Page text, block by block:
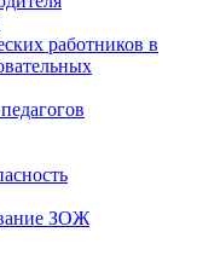
работников в
ЗОЖ